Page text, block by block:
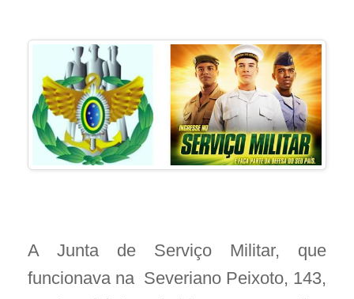
A Junta de Serviço Militar, que
funcionava na Severiano Peixoto, 143,